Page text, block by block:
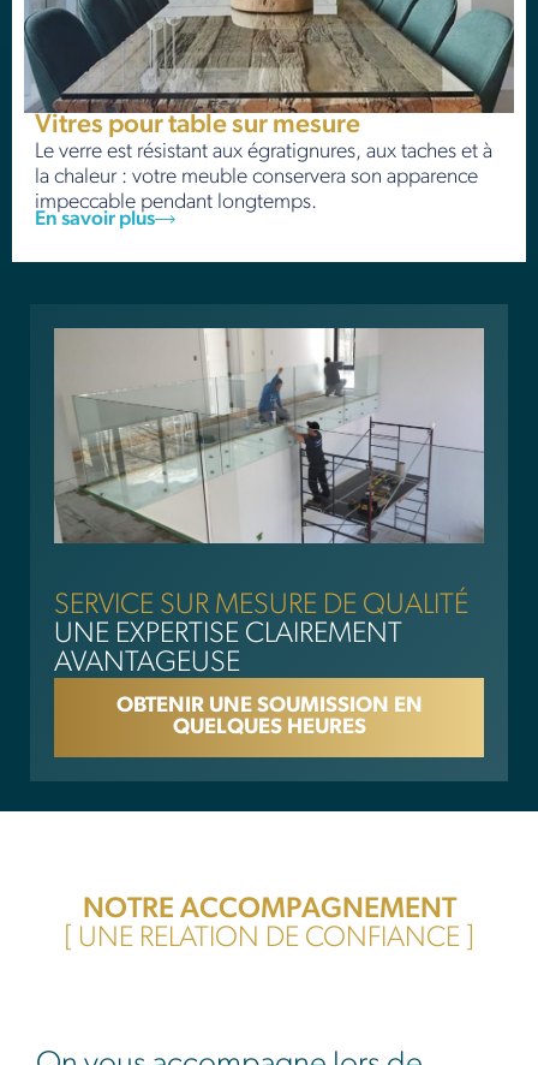
Vitres pour table sur mesure
Le verre est résistant aux égratignures, aux taches et à
la chaleur : votre meuble conservera son apparence
impeccable pendant longtemps.
En savoir plus
SERVICE SUR MESURE DE QUALITÉ
UNE EXPERTISE CLAIREMENT
AVANTAGEUSE
OBTENIR UNE SOUMISSION EN
QUELQUES HEURES
NOTRE ACCOMPAGNEMENT
[ UNE RELATION DE CONFIANCE ]